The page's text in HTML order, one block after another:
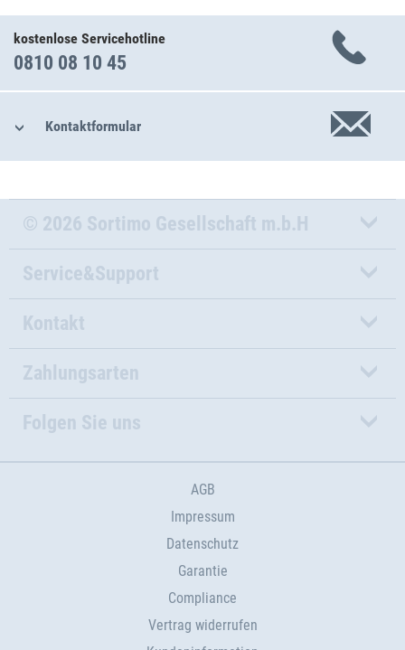
kostenlose Servicehotline
0810 08 10 45
Kontaktformular
© 2026 Sortimo Gesellschaft m.b.H
Service&Support
Kontakt
Zahlungsarten
Folgen Sie uns
AGB
Impressum
Datenschutz
Garantie
Compliance
Vertrag widerrufen